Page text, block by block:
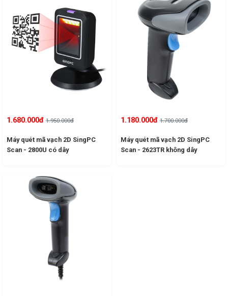
1.680.000đ1.950.000đ
Máy quét mã vạch 2D SingPC
Scan - 2800U có dây
1.180.000đ1.700.000đ
Máy quét mã vạch 2D SingPC
Scan - 2623TR không dây